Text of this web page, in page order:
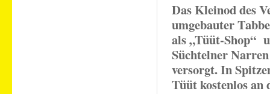
Das Kleinod des
umgebauter
als „Tüüt-Shop“
Süchtelner
versorgt. In
Tüüt kostenlos an